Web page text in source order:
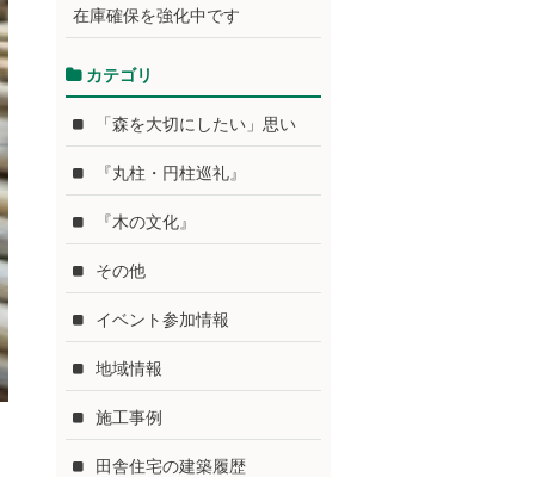
在庫確保を強化中です
カテゴリ
「森を大切にしたい」思い
『丸柱・円柱巡礼』
『木の文化』
その他
イベント参加情報
地域情報
施工事例
田舎住宅の建築履歴